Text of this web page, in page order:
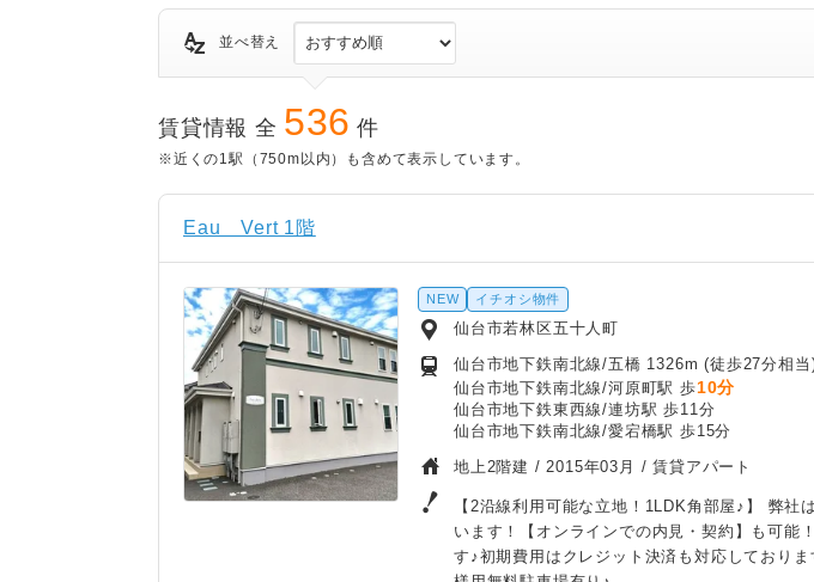
並べ替え
賃貸情報 全 536 件
※近くの1駅（750m以内）も含めて表示しています。
Eau Vert 1階
NEW イチオシ物件
仙台市若林区五十人町
仙台市地下鉄南北線/五橋 1326m (徒歩27分相当
仙台市地下鉄南北線/河原町駅 歩10分
仙台市地下鉄東西線/連坊駅 歩11分
仙台市地下鉄南北線/愛宕橋駅 歩15分
地上2階建 /2015年03月 / 賃貸アパート
【2沿線利用可能な立地！1LDK角部屋♪】 弊社
います！【オンラインでの内見・契約】も可能
す♪初期費用はクレジット決済も対応しており